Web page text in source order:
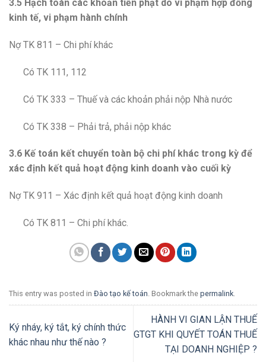
3.5 Hạch toán các khoản tiền phạt do vi phạm hợp đồng
kinh tế, vi phạm hành chính
Nợ TK 811 – Chi phí khác
Có TK 111, 112
Có TK 333 – Thuế và các khoản phải nộp Nhà nước
Có TK 338 – Phải trả, phải nộp khác
3.6 Kế toán kết chuyển toàn bộ chi phí khác trong kỳ để
xác định kết quả hoạt động kinh doanh vào cuối kỳ
Nợ TK 911 – Xác định kết quả hoạt động kinh doanh
Có TK 811 – Chi phí khác.
This entry was posted in Đào tạo kế toán. Bookmark the permalink.
Ký nháy, ký tắt, ký chính thức
khác nhau như thế nào ?
HÀNH VI GIAN LẬN THUẾ
GTGT KHI QUYẾT TOÁN THUẾ
TẠI DOANH NGHIỆP ?